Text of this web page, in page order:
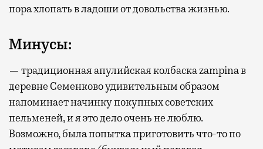
пора хлопать в ладоши от довольства жизнью.
Минусы:
— традиционная апулийская колбаска zampina в
деревне Семенково удивительным образом
напоминает начинку покупных советских
пельменей, и я это дело очень не люблю.
Возможно, была попытка приготовить что-то по